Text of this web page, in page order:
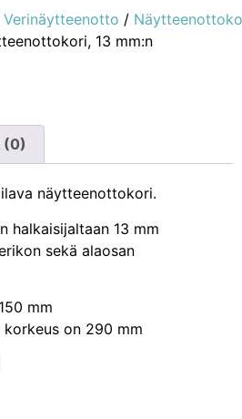
Verinäytteenotto /
13 mm:n
(0)
näytteenottokori.
halkaisijaltaan 13 mm
sekä alaosan
mm
korkeus on 290 mm